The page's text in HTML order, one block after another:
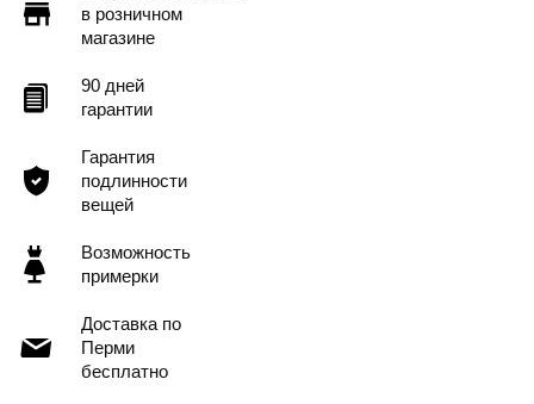
в розничном
магазине
90 дней
гарантии
Гарантия
подлинности
вещей
Возможность
примерки
Доставка по
Перми
бесплатно